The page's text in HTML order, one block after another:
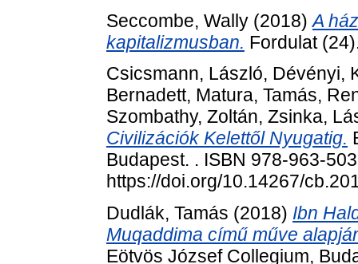
Seccombe, Wally (2018)A
kapitalizmusban. Fordulat
Csicsmann, László, Dévényi,
Bernadett, Matura, Tamás,
Szombathy, Zoltán, Zsinka,
Civilizációk Kelettől Nyugatig.
Budapest. . ISBN 978-963-
https://doi.org/10.14267/
Dudlák, Tamás (2018) Ibn
Muqaddima című műve
Eötvös József Collegium,